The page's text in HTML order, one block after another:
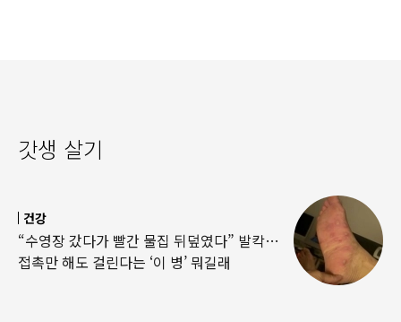
갓생 살기
건강
“수영장 갔다가 빨간 물집 뒤덮였다” 발칵…
접촉만 해도 걸린다는 ‘이 병’ 뭐길래